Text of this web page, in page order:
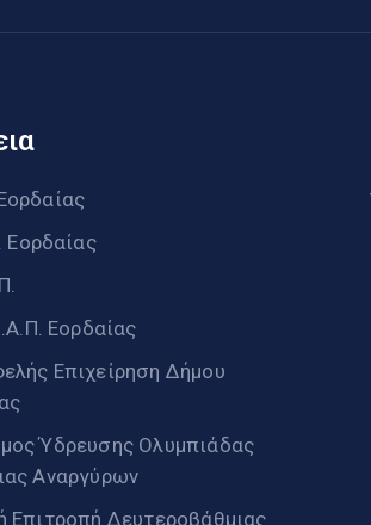
Εορδαίας
Εορδαίας
Επιχείρηση Δήμου
Ύδρευσης Ολυμπιάδας
Αναργύρων
Επιτροπή Δευτεροβάθμιας